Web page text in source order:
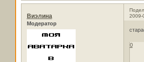
2009-
Виэлина
Модератор
0